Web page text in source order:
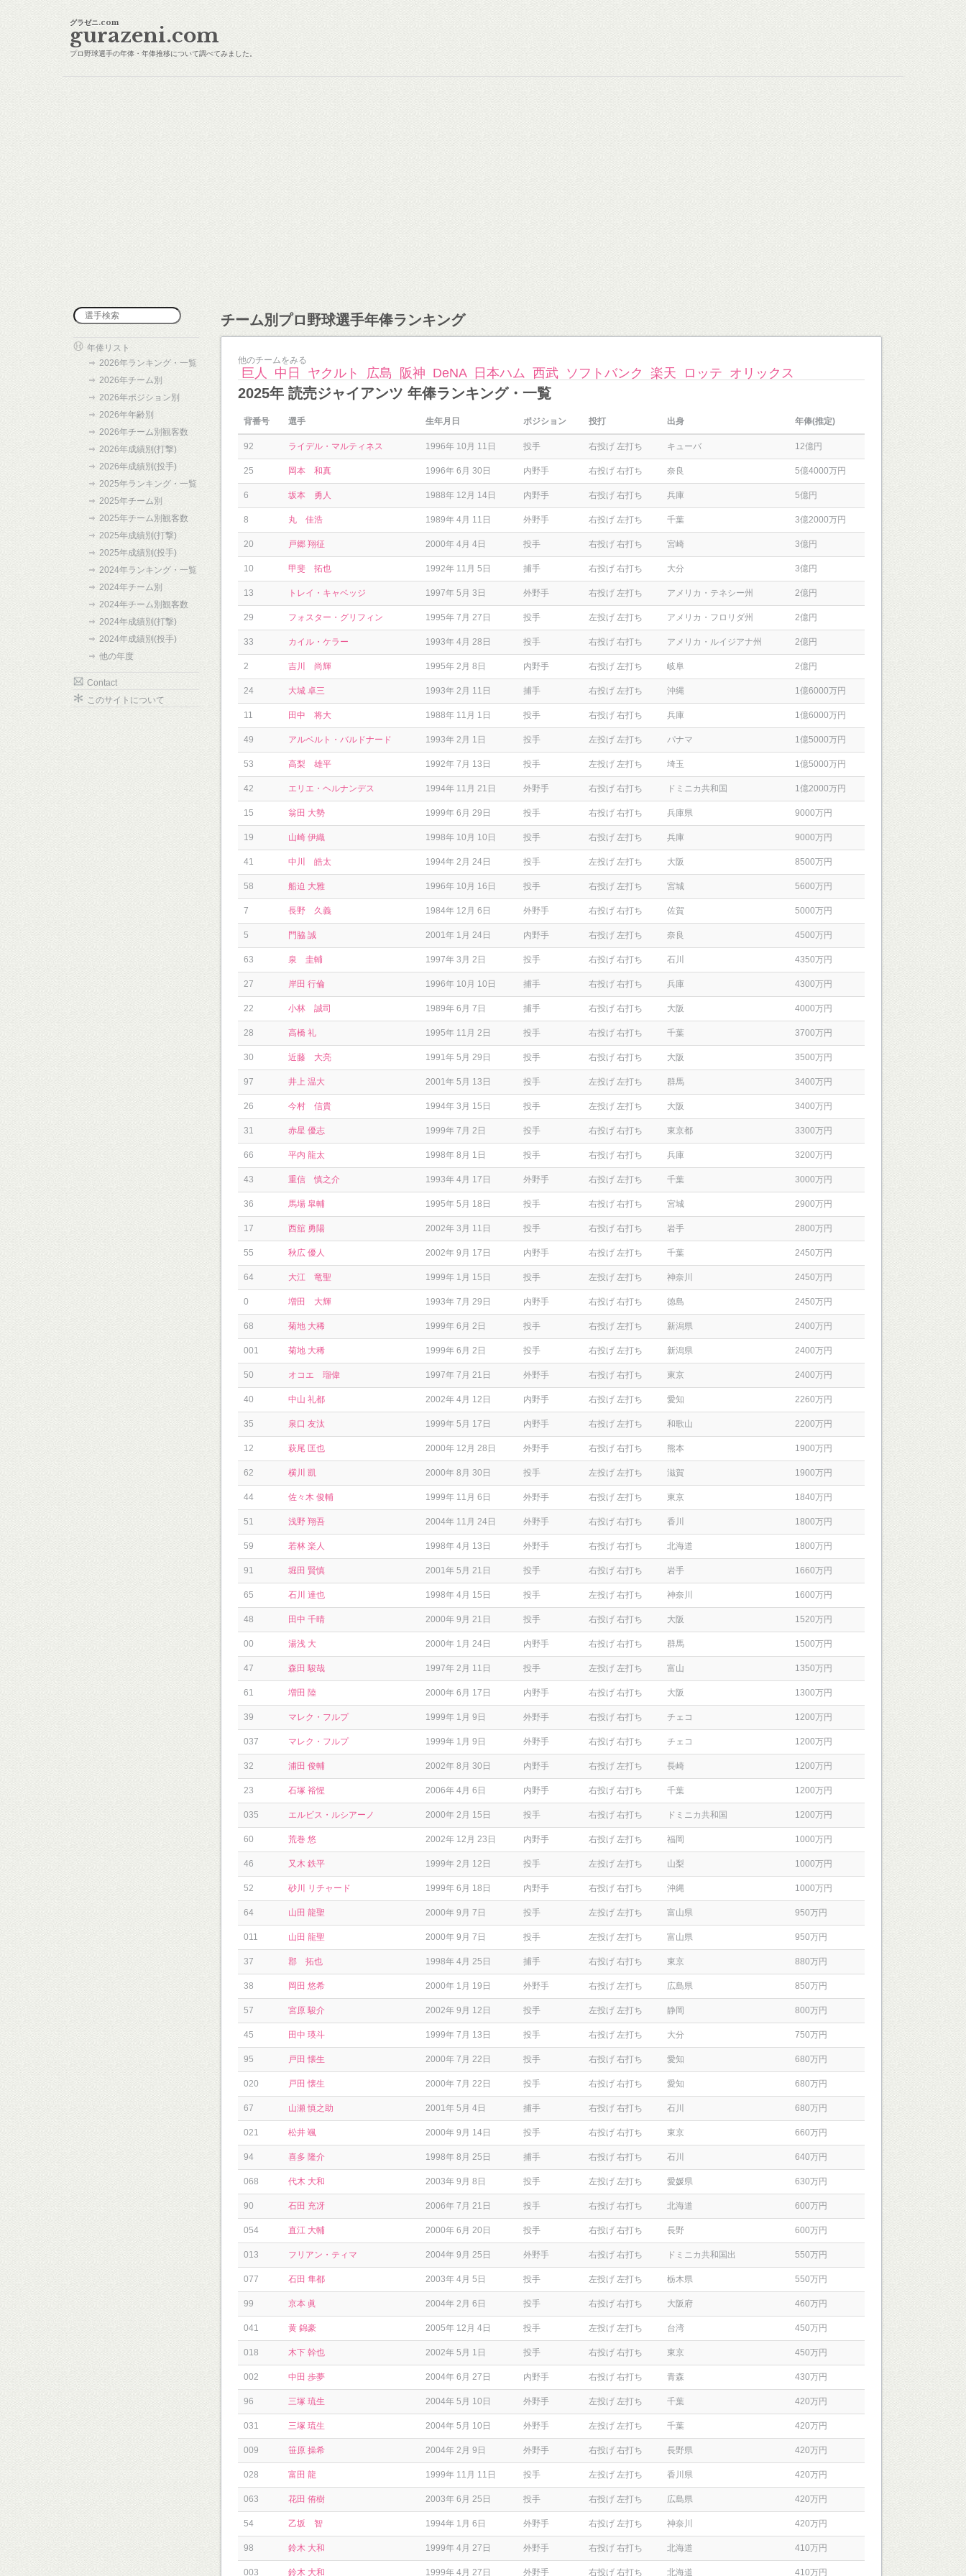
グラゼニ.com
gurazeni.com
プロ野球選手の年俸・年俸推移について調べてみました。
年俸リスト
2026年ランキング・一覧
2026年チーム別
2026年ポジション別
2026年年齢別
2026年チーム別観客数
2026年成績別(打撃)
2026年成績別(投手)
2025年ランキング・一覧
2025年チーム別
2025年チーム別観客数
2025年成績別(打撃)
2025年成績別(投手)
2024年ランキング・一覧
2024年チーム別
2024年チーム別観客数
2024年成績別(打撃)
2024年成績別(投手)
他の年度
Contact
このサイトについて
チーム別プロ野球選手年俸ランキング
他のチームをみる
巨人 中日 ヤクルト 広島 阪神 DeNA 日本ハム 西武 ソフトバンク 楽天 ロッテ オリックス
2025年 読売ジャイアンツ 年俸ランキング・一覧
背番号 選手 生年月日 ポジション 投打 出身 年俸(推定)
92 ライデル・マルティネス 1996年 10月 11日 投手 右投げ 左打ち キューバ 12億円
25 岡本 和真 1996年 6月 30日 内野手 右投げ 右打ち 奈良 5億4000万円
6 坂本 勇人 1988年 12月 14日 内野手 右投げ 右打ち 兵庫 5億円
8 丸 佳浩 1989年 4月 11日 外野手 右投げ 左打ち 千葉 3億2000万円
20 戸郷 翔征 2000年 4月 4日 投手 右投げ 右打ち 宮崎 3億円
10 甲斐 拓也 1992年 11月 5日 捕手 右投げ 右打ち 大分 3億円
13 トレイ・キャベッジ 1997年 5月 3日 外野手 右投げ 左打ち アメリカ・テネシー州 2億円
29 フォスター・グリフィン 1995年 7月 27日 投手 左投げ 左打ち アメリカ・フロリダ州 2億円
33 カイル・ケラー 1993年 4月 28日 投手 右投げ 右打ち アメリカ・ルイジアナ州 2億円
2 吉川 尚輝 1995年 2月 8日 内野手 右投げ 左打ち 岐阜 2億円
24 大城 卓三 1993年 2月 11日 捕手 右投げ 左打ち 沖縄 1億6000万円
11 田中 将大 1988年 11月 1日 投手 右投げ 右打ち 兵庫 1億6000万円
49 アルベルト・バルドナード 1993年 2月 1日 投手 左投げ 左打ち パナマ 1億5000万円
53 高梨 雄平 1992年 7月 13日 投手 左投げ 左打ち 埼玉 1億5000万円
42 エリエ・ヘルナンデス 1994年 11月 21日 外野手 右投げ 右打ち ドミニカ共和国 1億2000万円
15 翁田 大勢 1999年 6月 29日 投手 右投げ 右打ち 兵庫県 9000万円
19 山崎 伊織 1998年 10月 10日 投手 右投げ 左打ち 兵庫 9000万円
41 中川 皓太 1994年 2月 24日 投手 左投げ 左打ち 大阪 8500万円
58 船迫 大雅 1996年 10月 16日 投手 右投げ 左打ち 宮城 5600万円
7 長野 久義 1984年 12月 6日 外野手 右投げ 右打ち 佐賀 5000万円
5 門脇 誠 2001年 1月 24日 内野手 右投げ 左打ち 奈良 4500万円
63 泉 圭輔 1997年 3月 2日 投手 右投げ 右打ち 石川 4350万円
27 岸田 行倫 1996年 10月 10日 捕手 右投げ 右打ち 兵庫 4300万円
22 小林 誠司 1989年 6月 7日 捕手 右投げ 右打ち 大阪 4000万円
28 高橋 礼 1995年 11月 2日 投手 右投げ 右打ち 千葉 3700万円
30 近藤 大亮 1991年 5月 29日 投手 右投げ 右打ち 大阪 3500万円
97 井上 温大 2001年 5月 13日 投手 左投げ 左打ち 群馬 3400万円
26 今村 信貴 1994年 3月 15日 投手 左投げ 左打ち 大阪 3400万円
31 赤星 優志 1999年 7月 2日 投手 右投げ 右打ち 東京都 3300万円
66 平内 龍太 1998年 8月 1日 投手 右投げ 右打ち 兵庫 3200万円
43 重信 慎之介 1993年 4月 17日 外野手 右投げ 左打ち 千葉 3000万円
36 馬場 皐輔 1995年 5月 18日 投手 右投げ 右打ち 宮城 2900万円
17 西舘 勇陽 2002年 3月 11日 投手 右投げ 右打ち 岩手 2800万円
55 秋広 優人 2002年 9月 17日 内野手 右投げ 左打ち 千葉 2450万円
64 大江 竜聖 1999年 1月 15日 投手 左投げ 左打ち 神奈川 2450万円
0 増田 大輝 1993年 7月 29日 内野手 右投げ 右打ち 徳島 2450万円
68 菊地 大稀 1999年 6月 2日 投手 右投げ 左打ち 新潟県 2400万円
001 菊地 大稀 1999年 6月 2日 投手 右投げ 左打ち 新潟県 2400万円
50 オコエ 瑠偉 1997年 7月 21日 外野手 右投げ 右打ち 東京 2400万円
40 中山 礼都 2002年 4月 12日 内野手 右投げ 左打ち 愛知 2260万円
35 泉口 友汰 1999年 5月 17日 内野手 右投げ 左打ち 和歌山 2200万円
12 萩尾 匡也 2000年 12月 28日 外野手 右投げ 右打ち 熊本 1900万円
62 横川 凱 2000年 8月 30日 投手 左投げ 左打ち 滋賀 1900万円
44 佐々木 俊輔 1999年 11月 6日 外野手 右投げ 左打ち 東京 1840万円
51 浅野 翔吾 2004年 11月 24日 外野手 右投げ 右打ち 香川 1800万円
59 若林 楽人 1998年 4月 13日 外野手 右投げ 右打ち 北海道 1800万円
91 堀田 賢慎 2001年 5月 21日 投手 右投げ 右打ち 岩手 1660万円
65 石川 達也 1998年 4月 15日 投手 左投げ 右打ち 神奈川 1600万円
48 田中 千晴 2000年 9月 21日 投手 右投げ 右打ち 大阪 1520万円
00 湯浅 大 2000年 1月 24日 内野手 右投げ 右打ち 群馬 1500万円
47 森田 駿哉 1997年 2月 11日 投手 左投げ 左打ち 富山 1350万円
61 増田 陸 2000年 6月 17日 内野手 右投げ 右打ち 大阪 1300万円
39 マレク・フルプ 1999年 1月 9日 外野手 右投げ 右打ち チェコ 1200万円
037 マレク・フルプ 1999年 1月 9日 外野手 右投げ 右打ち チェコ 1200万円
32 浦田 俊輔 2002年 8月 30日 内野手 右投げ 左打ち 長崎 1200万円
23 石塚 裕惺 2006年 4月 6日 内野手 右投げ 右打ち 千葉 1200万円
035 エルビス・ルシアーノ 2000年 2月 15日 投手 右投げ 右打ち ドミニカ共和国 1200万円
60 荒巻 悠 2002年 12月 23日 内野手 右投げ 左打ち 福岡 1000万円
46 又木 鉄平 1999年 2月 12日 投手 左投げ 左打ち 山梨 1000万円
52 砂川 リチャード 1999年 6月 18日 内野手 右投げ 右打ち 沖縄 1000万円
64 山田 龍聖 2000年 9月 7日 投手 左投げ 左打ち 富山県 950万円
011 山田 龍聖 2000年 9月 7日 投手 左投げ 左打ち 富山県 950万円
37 郡 拓也 1998年 4月 25日 捕手 右投げ 右打ち 東京 880万円
38 岡田 悠希 2000年 1月 19日 外野手 右投げ 左打ち 広島県 850万円
57 宮原 駿介 2002年 9月 12日 投手 左投げ 左打ち 静岡 800万円
45 田中 瑛斗 1999年 7月 13日 投手 右投げ 左打ち 大分 750万円
95 戸田 懐生 2000年 7月 22日 投手 右投げ 右打ち 愛知 680万円
020 戸田 懐生 2000年 7月 22日 投手 右投げ 右打ち 愛知 680万円
67 山瀬 慎之助 2001年 5月 4日 捕手 右投げ 右打ち 石川 680万円
021 松井 颯 2000年 9月 14日 投手 右投げ 右打ち 東京 660万円
94 喜多 隆介 1998年 8月 25日 捕手 右投げ 右打ち 石川 640万円
068 代木 大和 2003年 9月 8日 投手 左投げ 左打ち 愛媛県 630万円
90 石田 充冴 2006年 7月 21日 投手 右投げ 右打ち 北海道 600万円
054 直江 大輔 2000年 6月 20日 投手 右投げ 右打ち 長野 600万円
013 フリアン・ティマ 2004年 9月 25日 外野手 右投げ 右打ち ドミニカ共和国出 550万円
077 石田 隼都 2003年 4月 5日 投手 左投げ 左打ち 栃木県 550万円
99 京本 眞 2004年 2月 6日 投手 右投げ 右打ち 大阪府 460万円
041 黄 錦豪 2005年 12月 4日 投手 左投げ 左打ち 台湾 450万円
018 木下 幹也 2002年 5月 1日 投手 右投げ 右打ち 東京 450万円
002 中田 歩夢 2004年 6月 27日 内野手 右投げ 右打ち 青森 430万円
96 三塚 琉生 2004年 5月 10日 外野手 左投げ 左打ち 千葉 420万円
031 三塚 琉生 2004年 5月 10日 外野手 左投げ 左打ち 千葉 420万円
009 笹原 操希 2004年 2月 9日 外野手 右投げ 右打ち 長野県 420万円
028 富田 龍 1999年 11月 11日 投手 左投げ 左打ち 香川県 420万円
063 花田 侑樹 2003年 6月 25日 投手 右投げ 左打ち 広島県 420万円
54 乙坂 智 1994年 1月 6日 外野手 右投げ 左打ち 神奈川 420万円
98 鈴木 大和 1999年 4月 27日 外野手 右投げ 右打ち 北海道 410万円
003 鈴木 大和 1999年 4月 27日 外野手 右投げ 右打ち 北海道 410万円